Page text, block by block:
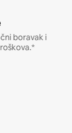
boravak i